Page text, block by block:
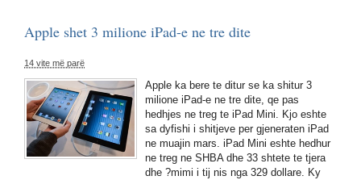
Apple shet 3 milione iPad-e ne tre dite
14 vite më parë
Apple ka bere te ditur se ka shitur 3
milione iPad-e ne tre dite, qe pas
hedhjes ne treg te iPad Mini. Kjo eshte
sa dyfishi i shitjeve per gjeneraten iPad
ne muajin mars. iPad Mini eshte hedhur
ne treg ne SHBA dhe 33 shtete te tjera
dhe ?mimi i tij nis nga 329 dollare. Ky